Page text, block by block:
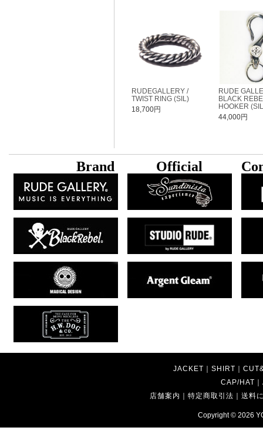
RUDEGALLERY /
TWIST RING (SIL)
18,700円
RUDE
BLACK
HOOKER
44,000円
Brand Official
JACKET ｜ SHIRT ｜
CAP/HAT ｜
店舗案内 ｜特定商取引法 ｜送料
Copyright © 2026